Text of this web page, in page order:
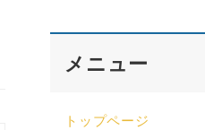
メニュー
トップページ